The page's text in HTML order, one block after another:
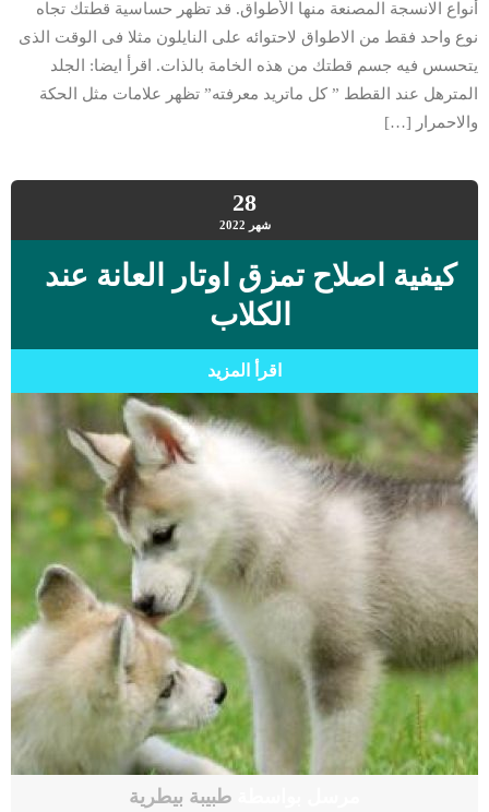
أنواع الانسجة المصنعة منها الأطواق. قد تظهر حساسية قطتك تجاه
نوع واحد فقط من الاطواق لاحتوائه على النايلون مثلا فى الوقت الذى
يتحسس فيه جسم قطتك من هذه الخامة بالذات. اقرأ ايضا: الجلد
المترهل عند القطط ” كل ماتريد معرفته” تظهر علامات مثل الحكة
والاحمرار […]
28
شهر 2022
كيفية اصلاح تمزق اوتار العانة عند
الكلاب
اقرأ المزيد
طبيبة بيطرية